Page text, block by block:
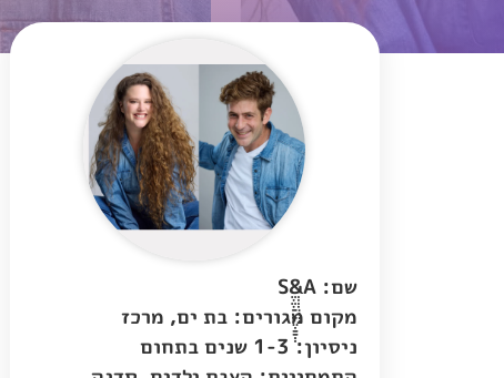
שם: Sְֱֱֲֳֶַַ&A
מקום מגורים: בת ים, מרכז
ניסיון: 1-3 שנים בתחום